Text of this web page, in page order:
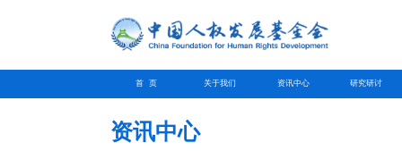
首 页 关于我们 资讯中心 研究研讨
资讯中心